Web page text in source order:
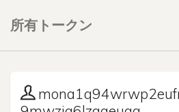
所有トークン